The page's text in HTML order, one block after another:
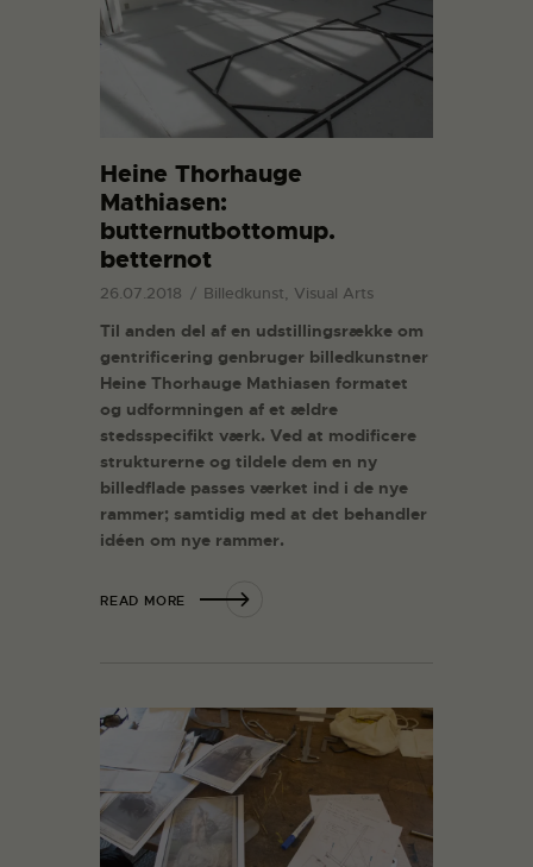
Heine Thorhauge
Mathiasen:
butternutbottomup.
betternot
26.07.2018 Billedkunst, Visual Arts
Til anden del af en udstillingsrække om
gentrificering genbruger billedkunstner
Heine Thorhauge Mathiasen formatet
og udformningen af et ældre
stedsspecifikt værk. Ved at modificere
strukturerne og tildele dem en ny
billedflade passes værket ind i de nye
rammer; samtidig med at det behandler
idéen om nye rammer.
READ MORE